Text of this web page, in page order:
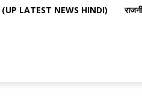
(UP LATEST NEWS HINDI)